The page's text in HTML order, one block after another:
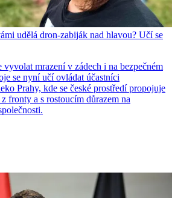
udělá dron-zabiják nad hlavou? Učí se
mrazení v zádech i na bezpečném
se nyní učí ovládat účastníci
Prahy, kde se české prostředí propojuje
fronty a s rostoucím důrazem na